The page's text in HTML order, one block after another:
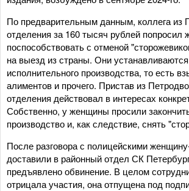
По предварительным данным, коллега из
отделения за 160 тысяч рублей попросил
поспособствовать с отменой
на выезд из страны. Они
исполнительного производства, то есть
алиментов и прочего. Пристав из
отделения действовал в интересах
Собственно, у женщины просили
производство и, как следствие, снять
После разговора с полицейскими
доставили в районный отдел СК
предъявлено обвинение. В целом
отрицала участия, она отпущена под